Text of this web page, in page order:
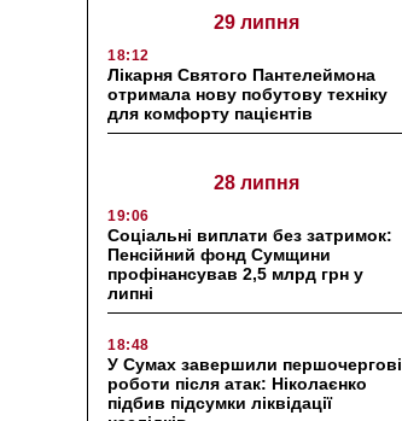
29 липня
18:12
Лікарня Святого Пантелеймона
отримала нову побутову техніку
для комфорту пацієнтів
28 липня
19:06
Соціальні виплати без затримок:
Пенсійний фонд Сумщини
профінансував 2,5 млрд грн у
липні
18:48
У Сумах завершили першочергові
роботи після атак: Ніколаєнко
підбив підсумки ліквідації